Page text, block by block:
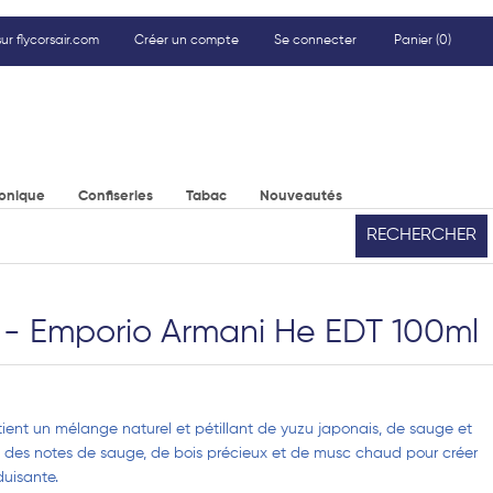
flycorsair.com Créer un compte Se connecter Panier (0)
Confiseries Tabac Nouveautés
RECHERCHER
- Emporio Armani He EDT 100ml
un mélange naturel et pétillant de yuzu japonais, de sauge et
notes de sauge, de bois précieux et de musc chaud pour créer